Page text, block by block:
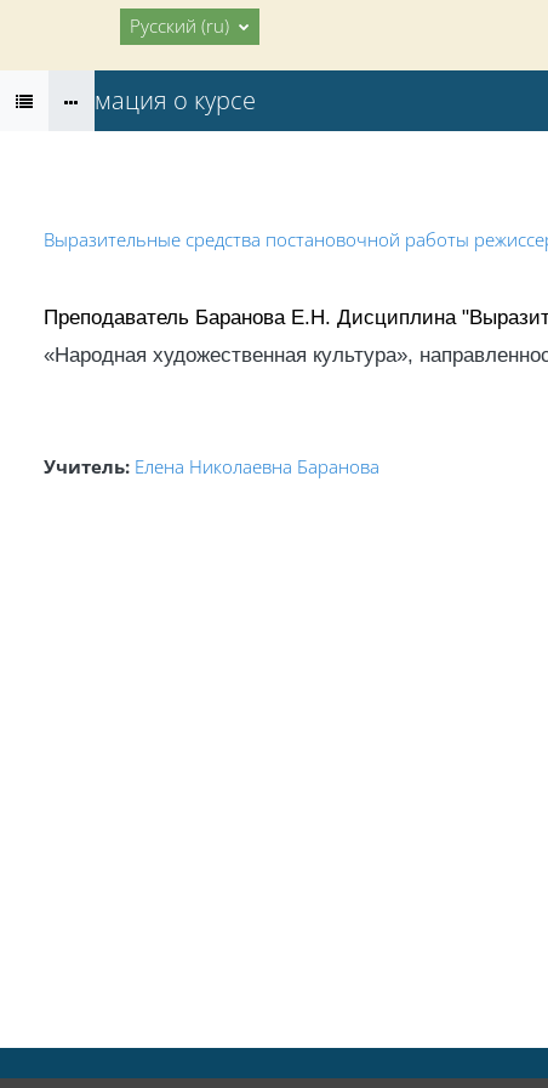
Перейти к основному содержанию
Русский ‎(ru)‎
Информация о курсе
Выразительные средства постановочной работы
Преподаватель Баранова Е.Н. Дисциплина
«Народная художественная культура», н
Учитель: Елена Николаевна Баранова